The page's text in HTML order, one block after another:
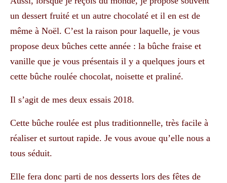
un dessert fruité et un autre chocolaté et il en est de
même à Noël. C’est la raison pour laquelle, je vous
propose deux bûches cette année : la bûche fraise et
vanille que je vous présentais il y a quelques jours et
cette bûche roulée chocolat, noisette et praliné.
Il s’agit de mes deux essais 2018.
Cette bûche roulée est plus traditionnelle, très facile à
réaliser et surtout rapide. Je vous avoue qu’elle nous a
tous séduit.
Elle fera donc parti de nos desserts lors des fêtes de